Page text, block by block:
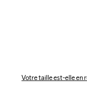
Votre taille est-elle en